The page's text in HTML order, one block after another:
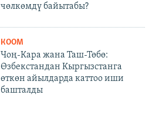
чөлкөмдү байытабы?
КООМ
Чоң-Кара жана Таш-Төбө:
Өзбекстандан Кыргызстанга
өткөн айылдарда каттоо иши
башталды